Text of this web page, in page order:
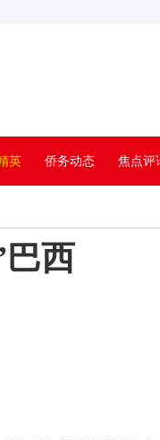
英 侨务动态 焦点评
西